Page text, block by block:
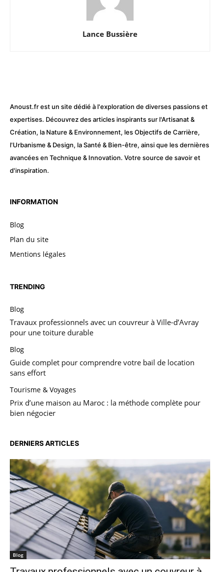
Lance Bussière
Anoust.fr est un site dédié à l'exploration de diverses passions et
expertises. Découvrez des articles inspirants sur l'Artisanat &
Création, la Nature & Environnement, les Objectifs de Carrière,
l'Urbanisme & Design, la Santé & Bien-être, ainsi que les dernières
avancées en Technique & Innovation. Votre source de savoir et
d'inspiration.
INFORMATION
Blog
Plan du site
Mentions légales
TRENDING
Blog
Travaux professionnels avec un couvreur à Ville-d’Avray
pour une toiture durable
Blog
Guide complet pour comprendre votre bail de location
sans effort
Tourisme & Voyages
Prix d’une maison au Maroc : la méthode complète pour
bien négocier
DERNIERS ARTICLES
Blog